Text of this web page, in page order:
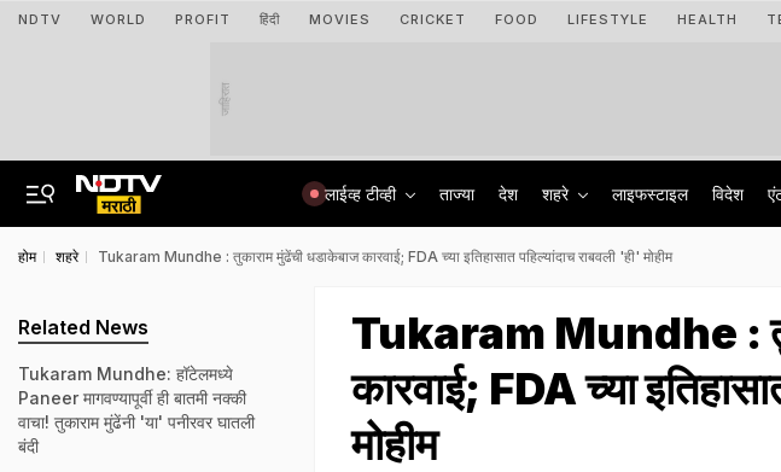
NDTV WORLD PROFIT हिंदी MOVIES CRICKET FOOD LIFESTYLE HEALTH
जाहिरात
लाईव्ह टीव्ही ताज्या देश शहरे लाइफस्टाइल विदेश
होम शहरे Tukaram Mundhe : तुकाराम मुंढेंची धडाकेबाज कारवाई; FDA च्या इतिहासात पहिल्यांदाच राबवली 'ही' मोहीम
Tukaram Mundhe :
कारवाई; FDA च्या
मोहीम
Related News
Tukaram Mundhe: हॉटेलमध्ये
Paneer मागवण्यापूर्वी ही बातमी नक्की
वाचा! तुकाराम मुंढेंनी 'या' पनीरवर घातली
बंदी